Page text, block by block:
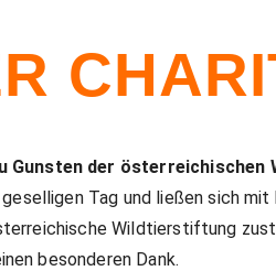
Gunsten der
Tag und ließen sich
Wildtierstiftung
besonderen Dank.